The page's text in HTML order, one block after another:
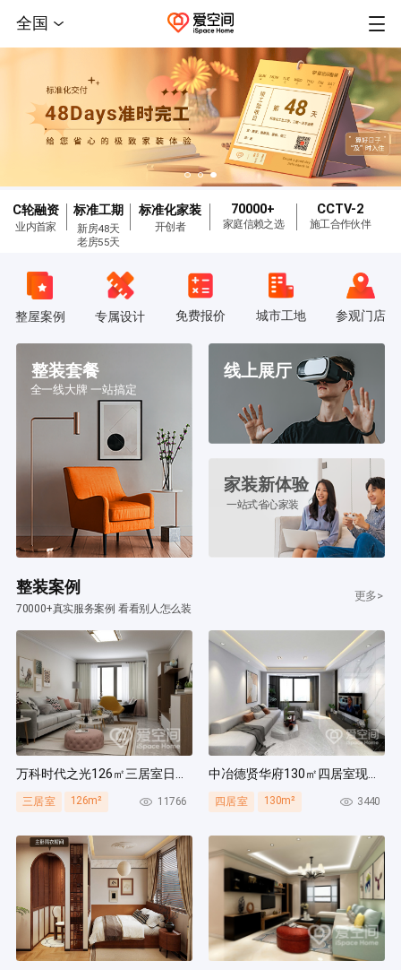
全国
C轮融资
业内首家
标准工期
新房48天
老房55天
标准化家装
开创者
70000+
家庭信赖之选
CCTV-2
施工合作伙伴
整屋案例 专属设计 免费报价 城市工地 参观门店
整装套餐
全一线大牌 一站搞定
线上展厅
家装新体验
一站式省心家装
整装案例
70000+真实服务案例 看看别人怎么装
更多>
万科时代之光126㎡三居室日式风装修案例
三居室 126m² 11766
中冶德贤华府130㎡四居室现代简约风装修案例
四居室 130m² 3440